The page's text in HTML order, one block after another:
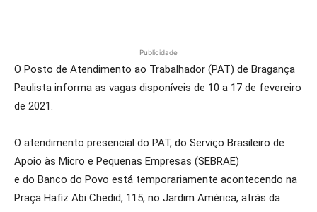
Publicidade
O Posto de Atendimento ao Trabalhador (PAT) de Bragança
Paulista informa as vagas disponíveis de 10 a 17 de fevereiro
de 2021.
O atendimento presencial do PAT, do Serviço Brasileiro de
Apoio às Micro e Pequenas Empresas (SEBRAE)
e do Banco do Povo está temporariamente acontecendo na
Praça Hafiz Abi Chedid, 115, no Jardim América, atrás da